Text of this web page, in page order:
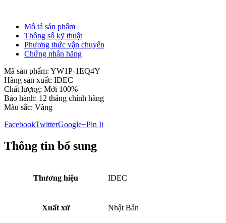
Mô tả sản phẩm
Thông số kỹ thuật
Phương thức vận chuyển
Chứng nhận hãng
Mã sản phẩm: YW1P-1EQ4Y
Hãng sản xuất: IDEC
Chất lượng: Mới 100%
Bảo hành: 12 tháng chính hãng
Màu sắc: Vàng
FacebookTwitterGoogle+Pin It
Thông tin bổ sung
Thương hiệu IDEC
Xuất xứ Nhật Bản